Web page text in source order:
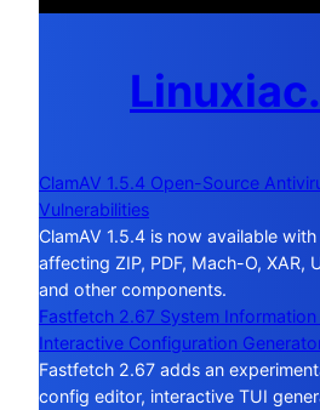
ClamAV 1.5.4 Open-Source
Vulnerabilities
ClamAV 1.5.4 is now available
affecting ZIP, PDF, Mach-O, XAR,
and other components.
Fastfetch 2.67 System
Interactive Configuration
Fastfetch 2.67 adds an
config editor, interactive TUI